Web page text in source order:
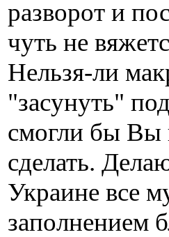
разворот и
чуть не
Нельзя-ли
"засунуть"
смогли бы Вы
сделать.
Украине все
заполнением